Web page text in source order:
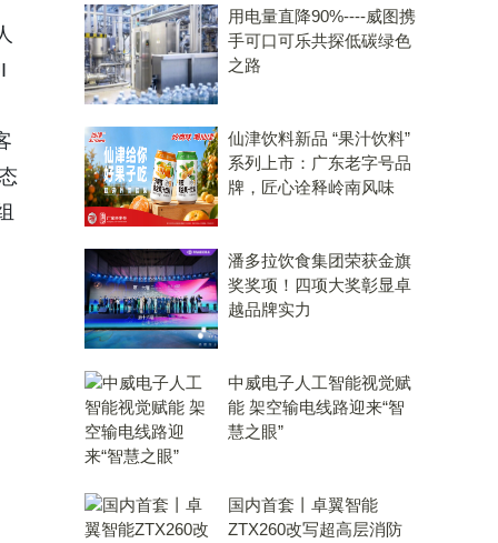
用电量直降90%----威图携
手可口可乐共探低碳绿色
之路
仙津饮料新品 “果汁饮料”
系列上市：广东老字号品
牌，匠心诠释岭南风味
潘多拉饮食集团荣获金旗
奖奖项！四项大奖彰显卓
越品牌实力
中威电子人工智能视觉赋
能 架空输电线路迎来“智
慧之眼”
国内首套丨卓翼智能
ZTX260改写超高层消防